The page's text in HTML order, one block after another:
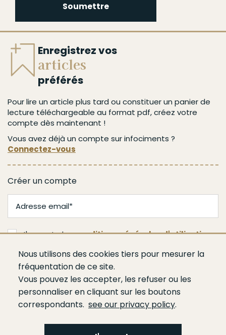
Nous utilisons des cookies tiers pour mesurer la
fréquentation de ce site.
Vous pouvez les accepter, les refuser ou les
personnaliser en cliquant sur les boutons
correspondants. see our privacy policy.
Soumettre
Enregistrez vos
articles
préférés
Pour lire un article plus tard ou constituer un panier de
lecture téléchargeable au format pdf, créez votre
compte dès maintenant !
Vous avez déjà un compte sur infociments ?
Connectez-vous
Créer un compte
J'accepte lesconditions générales d'utilisation
Valider